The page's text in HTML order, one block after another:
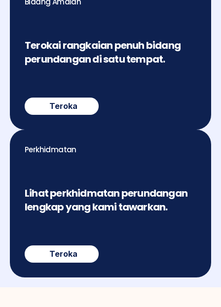
Terokai rangkaian penuh bidang
perundangan di satu tempat.
Teroka
Perkhidmatan
Lihat perkhidmatan perundangan
lengkap yang kami tawarkan.
Teroka